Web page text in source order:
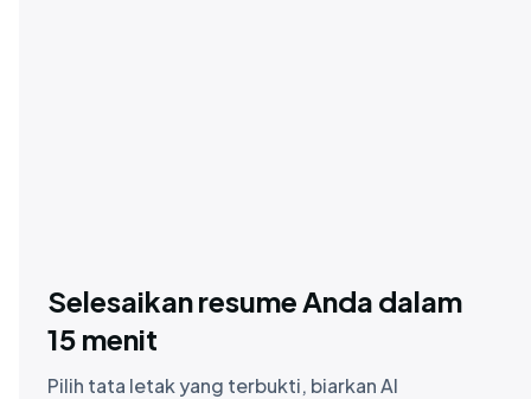
Selesaikan resume Anda dalam
15 menit
Pilih tata letak yang terbukti, biarkan AI